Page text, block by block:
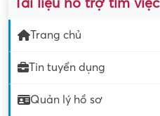
Tài liệu hỗ trợ tìm việc
Trang chủ
Tin tuyển dụng
Quản lý hồ sơ